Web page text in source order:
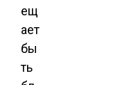
ещ
ает
бы
ть